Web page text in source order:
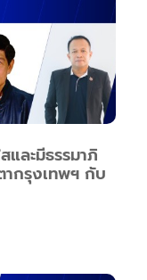
และมีธรรมาภิ
ากรุงเทพฯ กับ